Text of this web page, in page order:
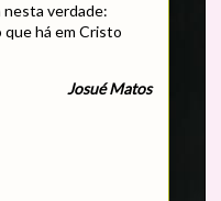
verdade:
há em Cristo
Josué Matos